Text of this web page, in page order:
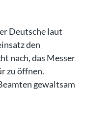
Deutsche laut
den
nach, das Messer
zu öffnen.
gewaltsam